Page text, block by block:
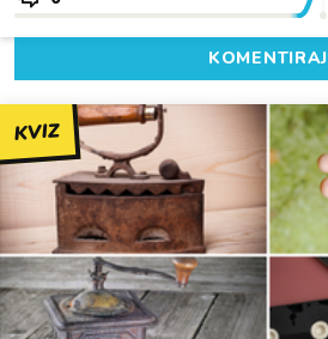
KOMENTIRAJ
KVIZ